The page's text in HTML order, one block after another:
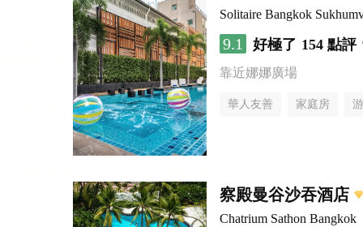
Solitaire Bangkok
9.1 好極了 154 點評
靠近娜娜廣場
華人友善 家庭房
察殿曼谷沙吞酒店
Chatrium Sathon Bangkok